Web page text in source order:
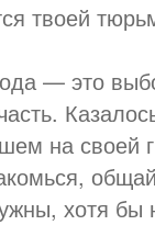
твоей
— это
на своей
хотя